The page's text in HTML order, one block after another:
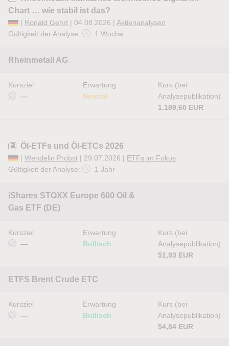
Chart … wie stabil ist das?
| Ronald Gehrt | 04.08.2026 | Aktienanalysen
Gültigkeit der Analyse:
1 Woche
Rheinmetall AG
Kursziel
—
Erwartung
Neutral
Kurs (bei
Analysepublikation)
1.189,60 EUR
Öl-ETFs und Öl-ETCs 2026
| Wendelin Probst | 29.07.2026 | ETFs im Fokus
Gültigkeit der Analyse:
1 Jahr
iShares STOXX Europe 600 Oil &
Gas ETF (DE)
Kursziel
—
Erwartung
Bullisch
Kurs (bei
Analysepublikation)
51,93 EUR
ETFS Brent Crude ETC
Kursziel
—
Erwartung
Bullisch
Kurs (bei
Analysepublikation)
54,84 EUR